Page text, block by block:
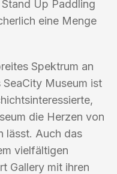
Up Paddling
eine Menge
Spektrum an
Museum ist
die Herzen von
lässt. Auch das
vielfältigen
Gallery mit ihren